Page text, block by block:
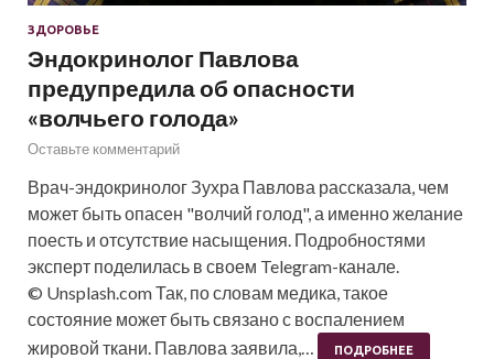
ЗДОРОВЬЕ
Эндокринолог Павлова
предупредила об опасности
«волчьего голода»
Оставьте комментарий
Врач-эндокринолог Зухра Павлова рассказала, чем
может быть опасен "волчий голод", а именно желание
поесть и отсутствие насыщения. Подробностями
эксперт поделилась в своем Telegram-канале.
© Unsplash.com Так, по словам медика, такое
состояние может быть связано с воспалением
жировой ткани. Павлова заявила,…
ПОДРОБНЕЕ